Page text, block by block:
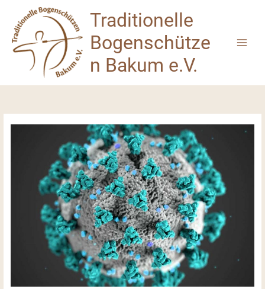
springen
Traditionelle
Bogenschütze
n Bakum e.V.